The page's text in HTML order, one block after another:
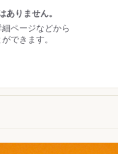
ありません。
ページなどから
できます。